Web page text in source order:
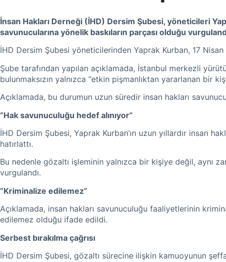
İnsan Hakları Derneği (İHD) Dersim Şubesi, yöneticileri
savunucularına yönelik baskıların parçası olduğu
İHD Dersim Şubesi yöneticilerinden Yaprak Kurban, 17 Nisan
Şube tarafından yapılan açıklamada, İstanbul merkezli
bulunmaksızın yalnızca “etkin pişmanlıktan yararlanan bir
Açıklamada, bu durumun uzun süredir insan hakları
“Hak savunuculuğu hedef alınıyor”
İHD Dersim Şubesi, Yaprak Kurban’ın uzun yıllardır insan
hatırlattı.
Bu nedenle gözaltı işleminin yalnızca bir kişiye değil, aynı
vurgulandı.
“Kriminalize edilemez”
Açıklamada, insan hakları savunuculuğu faaliyetlerinin
edilemez olduğu ifade edildi.
Serbest bırakılma çağrısı
İHD Dersim Şubesi, gözaltı sürecine ilişkin kamuoyunun